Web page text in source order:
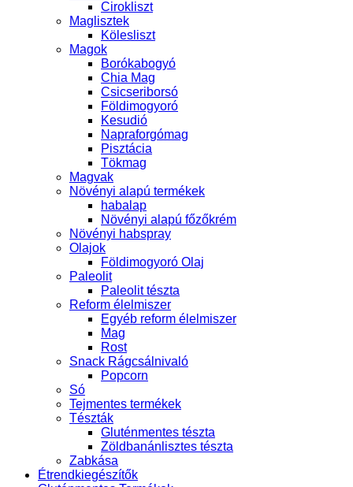
Cirokliszt
Maglisztek
Kölesliszt
Magok
Borókabogyó
Chia Mag
Csicseriborsó
Földimogyoró
Kesudió
Napraforgómag
Pisztácia
Tökmag
Magvak
Növényi alapú termékek
habalap
Növényi alapú főzőkrém
Növényi habspray
Olajok
Földimogyoró Olaj
Paleolit
Paleolit tészta
Reform élelmiszer
Egyéb reform élelmiszer
Mag
Rost
Snack Rágcsálnivaló
Popcorn
Só
Tejmentes termékek
Tészták
Gluténmentes tészta
Zöldbanánlisztes tészta
Zabkása
Étrendkiegészítők